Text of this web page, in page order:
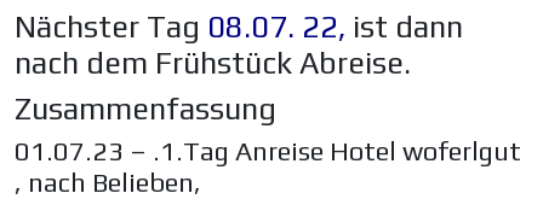
Nächster Tag 08.07. 22, ist dann
nach dem Frühstück Abreise.
Zusammenfassung
01.07.23 – .1.Tag Anreise Hotel woferlgut
, nach Belieben,